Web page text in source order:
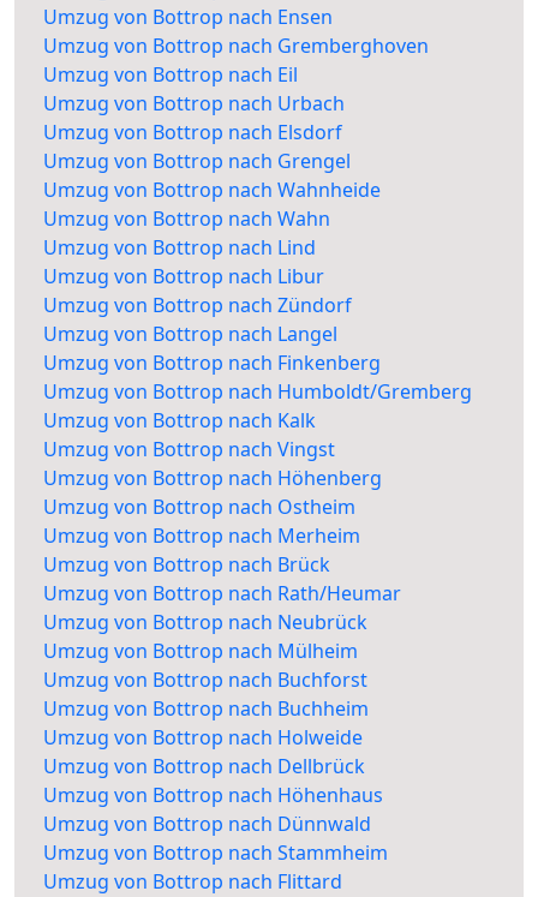
Umzug von Bottrop nach Ensen
Umzug von Bottrop nach Gremberghoven
Umzug von Bottrop nach Eil
Umzug von Bottrop nach Urbach
Umzug von Bottrop nach Elsdorf
Umzug von Bottrop nach Grengel
Umzug von Bottrop nach Wahnheide
Umzug von Bottrop nach Wahn
Umzug von Bottrop nach Lind
Umzug von Bottrop nach Libur
Umzug von Bottrop nach Zündorf
Umzug von Bottrop nach Langel
Umzug von Bottrop nach Finkenberg
Umzug von Bottrop nach Humboldt/Gremberg
Umzug von Bottrop nach Kalk
Umzug von Bottrop nach Vingst
Umzug von Bottrop nach Höhenberg
Umzug von Bottrop nach Ostheim
Umzug von Bottrop nach Merheim
Umzug von Bottrop nach Brück
Umzug von Bottrop nach Rath/Heumar
Umzug von Bottrop nach Neubrück
Umzug von Bottrop nach Mülheim
Umzug von Bottrop nach Buchforst
Umzug von Bottrop nach Buchheim
Umzug von Bottrop nach Holweide
Umzug von Bottrop nach Dellbrück
Umzug von Bottrop nach Höhenhaus
Umzug von Bottrop nach Dünnwald
Umzug von Bottrop nach Stammheim
Umzug von Bottrop nach Flittard